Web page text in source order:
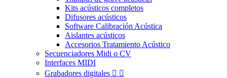
Kits acústicos completos
Difusores acústicos
Software Calibración Acústica
Aislantes acústicos
Accesorios Tratamiento Acústico
Secuenciadores Midi o CV
Interfaces MIDI
Grabadores digitales  